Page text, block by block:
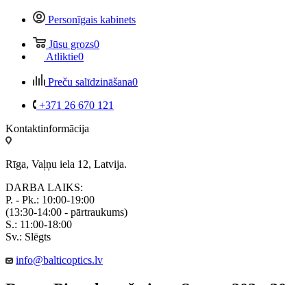
Personīgais kabinets
Jūsu grozs0
Atliktie0
Preču salīdzināšana0
+371 26 670 121
Kontaktinformācija
Rīga, Vaļņu iela 12, Latvija.
DARBA LAIKS:
P. - Pk.: 10:00-19:00
(13:30-14:00 - pārtraukums)
S.: 11:00-18:00
Sv.: Slēgts
info@balticoptics.lv